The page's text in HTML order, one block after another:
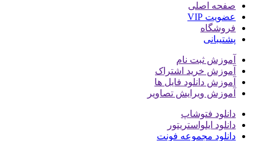
صفحه اصلی
عضویت VIP
فروشگاه
پشتیبانی
آموزش ثبت نام
آموزش خرید اشتراک
آموزش دانلود فایل ها
آموزش ویرایش تصاویر
دانلود فتوشاپ
دانلود ایلواستریتور
دانلود مجموعه فونت